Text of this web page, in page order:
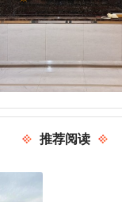
推荐阅读